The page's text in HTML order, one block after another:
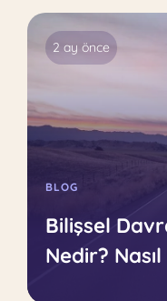
2 ay önce
BLOG
Bilişsel
Nedir? Nasıl